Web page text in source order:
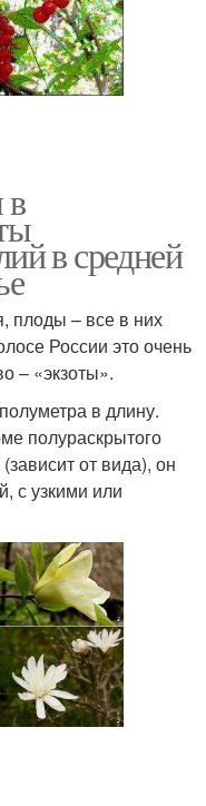
в
в средней
плоды – все в них
России это очень
– «экзоты».
в длину.
полураскрытого
от вида), он
с узкими или